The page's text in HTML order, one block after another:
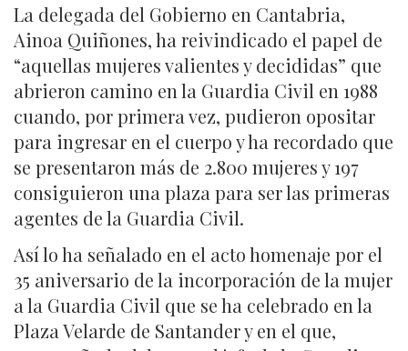
La delegada del Gobierno en Cantabria,
Ainoa Quiñones, ha reivindicado el papel de
“aquellas mujeres valientes y decididas” que
abrieron camino en la Guardia Civil en 1988
cuando, por primera vez, pudieron opositar
para ingresar en el cuerpo y ha recordado que
se presentaron más de 2.800 mujeres y 197
consiguieron una plaza para ser las primeras
agentes de la Guardia Civil.
Así lo ha señalado en el acto homenaje por el
35 aniversario de la incorporación de la mujer
a la Guardia Civil que se ha celebrado en la
Plaza Velarde de Santander y en el que,